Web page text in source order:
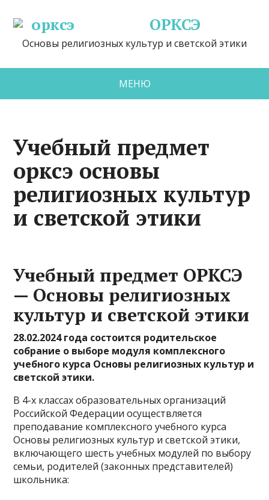
ОРКСЭ
Основы религиозных культур и светской этики
МЕНЮ
Учебный предмет
орксэ основы
религиозных культур
и светской этики
Учебный предмет ОРКСЭ
— Основы религиозных
культур и светской этики
28.02.2024 года состоится родительское
собрание о выборе модуля комплексного
учебного курса Основы религиозных культур и
светской этики.
В 4-х классах образовательных организаций
Российской Федерации осуществляется
преподавание комплексного учебного курса
Основы религиозных культур и светской этики,
включающего шесть учебных модулей по выбору
семьи, родителей (законных представителей)
школьника: